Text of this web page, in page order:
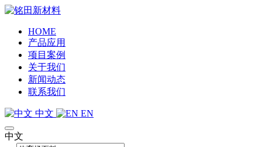
HOME
产品应用
项目案例
关于我们
新闻动态
联系我们
中文 EN
中文